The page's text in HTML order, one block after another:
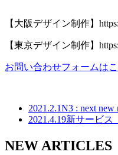
【大阪デザイン制作】
【東京デザイン制作】
お問い合わせフォームはこ
2021.2.1N3 : next new
2021.4.19新サービス
NEW ARTICLES